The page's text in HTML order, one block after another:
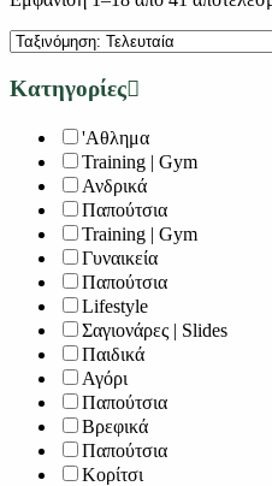
Κατηγορίες
'Αθλημα
Training | Gym
Ανδρικά
Παπούτσια
Training | Gym
Γυναικεία
Παπούτσια
Lifestyle
Σαγιονάρες | Slides
Παιδικά
Αγόρι
Παπούτσια
Βρεφικά
Παπούτσια
Κορίτσι